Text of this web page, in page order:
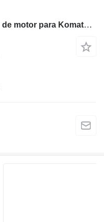
Komatsu 6240-21-1101 bloque de motor para Komatsu WA600-3; WA700-3; WD600-3; HD465-7; HD605-7; PC1250-7 cargadora de ruedas